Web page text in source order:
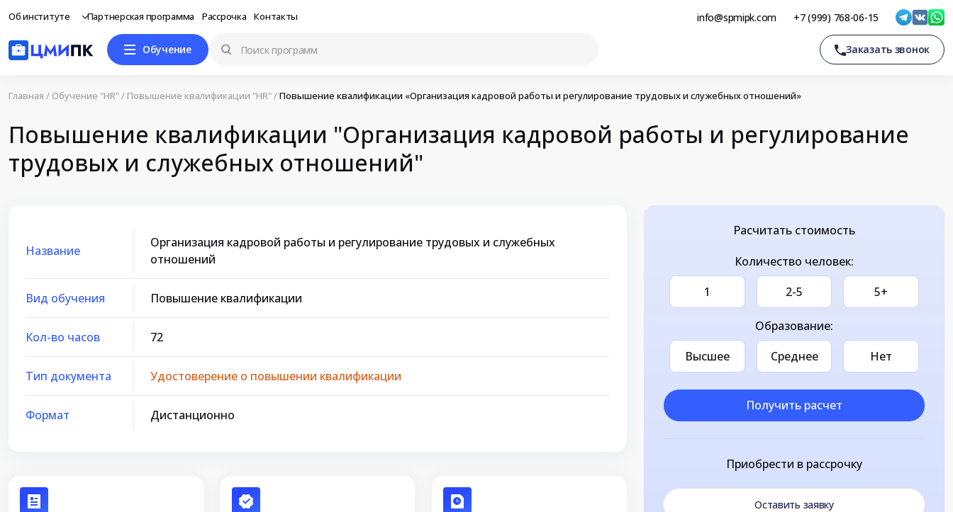
Об институте Партнерская программа Рассрочка Контакты info@spmipk.com +7 (999) 768-06-15
Обучение Заказать звонок
Главная / Обучение "HR"/ Повышение квалификации "HR"/Повышение квалификации «Организация кадровой работы и регулирование трудовых и служебных отношений»
Повышение квалификации "Организация кадровой работы и регулирование
трудовых и служебных отношений"
Название
Организация кадровой работы и регулирование трудовых и служебных
отношений
Вид обучения Повышение квалификации
Кол-во часов 72
Тип документа Удостоверение о повышении квалификации
Формат Дистанционно
Расчитать стоимость
Количество человек:
1
2-5 5+
Образование:
Высшее
Среднее Нет
Получить расчет
Приобрести в рассрочку
Оставить заявку